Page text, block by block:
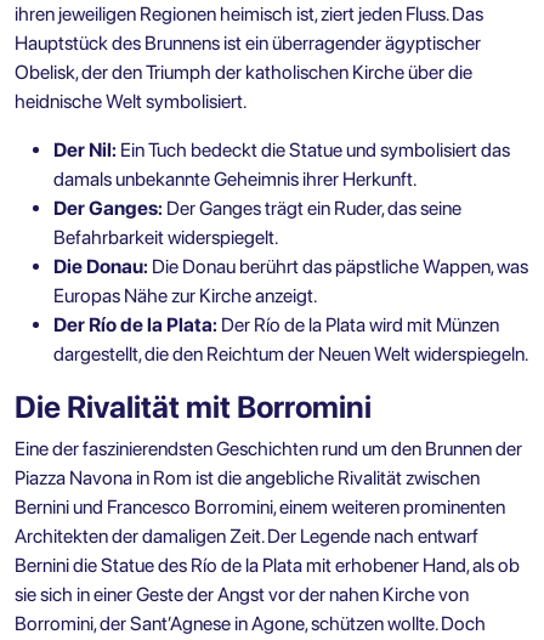
ihren jeweiligen Regionen heimisch ist, ziert jeden Fluss. Das
Hauptstück des Brunnens ist ein überragender ägyptischer
Obelisk, der den Triumph der katholischen Kirche über die
heidnische Welt symbolisiert.
Der Nil: Ein Tuch bedeckt die Statue und symbolisiert das
damals unbekannte Geheimnis ihrer Herkunft.
Der Ganges: Der Ganges trägt ein Ruder, das seine
Befahrbarkeit widerspiegelt.
Die Donau: Die Donau berührt das päpstliche Wappen, was
Europas Nähe zur Kirche anzeigt.
Der Río de la Plata: Der Río de la Plata wird mit Münzen
dargestellt, die den Reichtum der Neuen Welt widerspiegeln.
Die Rivalität mit Borromini
Eine der faszinierendsten Geschichten rund um den Brunnen der
Piazza Navona in Rom ist die angebliche Rivalität zwischen
Bernini und Francesco Borromini, einem weiteren prominenten
Architekten der damaligen Zeit. Der Legende nach entwarf
Bernini die Statue des Río de la Plata mit erhobener Hand, als ob
sie sich in einer Geste der Angst vor der nahen Kirche von
Borromini, der Sant’Agnese in Agone, schützen wollte. Doch